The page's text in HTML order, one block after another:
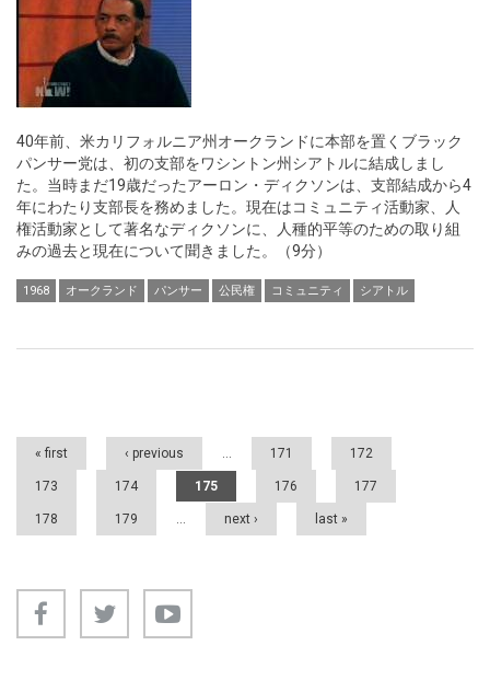
40年前、米カリフォルニア州オークランドに本部を置くブラック
パンサー党は、初の支部をワシントン州シアトルに結成しまし
た。当時まだ19歳だったアーロン・ディクソンは、支部結成から4
年にわたり支部長を務めました。現在はコミュニティ活動家、人
権活動家として著名なディクソンに、人種的平等のための取り組
みの過去と現在について聞きました。（9分）
1968 オークランド パンサー 公民権 コミュニティ シアトル
Pages
« first ‹ previous … 171 172
173 174 175 176 177
178 179 … next › last »